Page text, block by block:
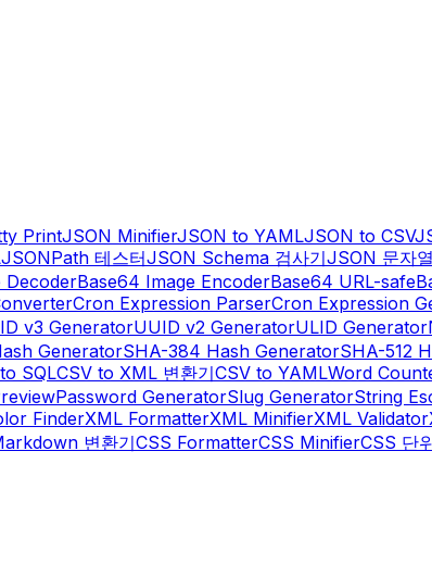
PrintJSON MinifierJSON to YAMLJSON to CSV
JSONPath 테스터JSON Schema 검사기JSON 문자
DecoderBase64 Image EncoderBase64 URL-safe
Cron Expression ParserCron Expression
v3 GeneratorUUID v2 GeneratorULID Generator
GeneratorSHA-384 Hash GeneratorSHA-512
SQLCSV to XML 변환기CSV to YAMLWord
Password GeneratorSlug GeneratorString
FinderXML FormatterXML MinifierXML Validator
변환기CSS FormatterCSS MinifierCSS 단